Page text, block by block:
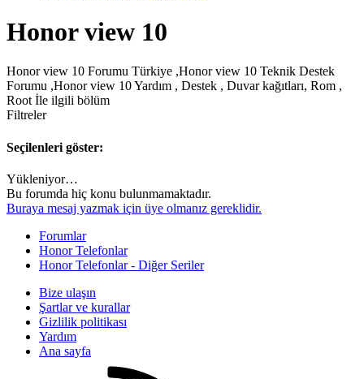
Honor view 10
Honor view 10 Forumu Türkiye ,Honor view 10 Teknik Destek
Forumu ,Honor view 10 Yardım , Destek , Duvar kağıtları, Rom ,
Root İle ilgili bölüm
Filtreler
Seçilenleri göster:
Yükleniyor…
Bu forumda hiç konu bulunmamaktadır.
Buraya mesaj yazmak için üye olmanız gereklidir.
Forumlar
Honor Telefonlar
Honor Telefonlar - Diğer Seriler
Bize ulaşın
Şartlar ve kurallar
Gizlilik politikası
Yardım
Ana sayfa